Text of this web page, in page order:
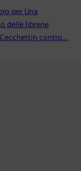
per Una
delle librerie
contro…